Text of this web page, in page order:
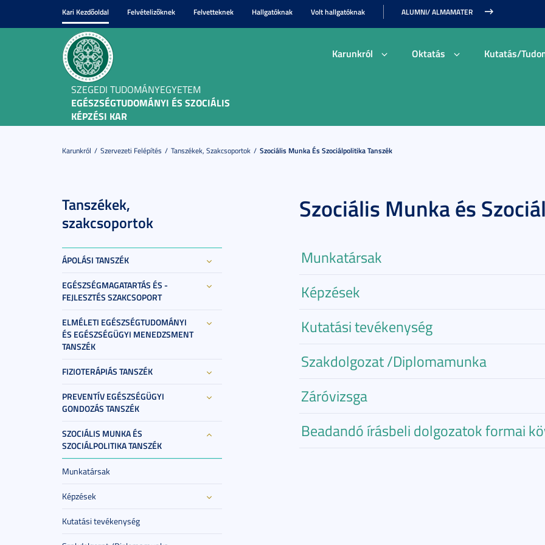
Kari Kezdőoldal Felvételizőknek Felvetteknek Hallgatóknak Volt hallgatóknak ALUMNI/ ALMAMATER
SZEGEDI TUDOMÁNYEGYETEM
EGÉSZSÉGTUDOMÁNYI ÉS SZOCIÁLIS
KÉPZÉSI KAR
Karunkról Oktatás Kutatás/
Karunkról Szervezeti Felépítés Tanszékek, Szakcsoportok Szociális Munka És Szociálpolitika Tanszék
Tanszékek,
szakcsoportok
ÁPOLÁSI TANSZÉK
EGÉSZSÉGMAGATARTÁS ÉS -
FEJLESZTÉS SZAKCSOPORT
ELMÉLETI EGÉSZSÉGTUDOMÁNYI
ÉS EGÉSZSÉGÜGYI MENEDZSMENT
TANSZÉK
FIZIOTERÁPIÁS TANSZÉK
PREVENTÍV EGÉSZSÉGÜGYI
GONDOZÁS TANSZÉK
SZOCIÁLIS MUNKA ÉS
SZOCIÁLPOLITIKA TANSZÉK
Munkatársak
Képzések
Kutatási tevékenység
Szociális Munka és
Munkatársak
Képzések
Kutatási tevékenység
Szakdolgozat /Diplomamunka
Záróvizsga
Beadandó írásbeli dolgozatok formai